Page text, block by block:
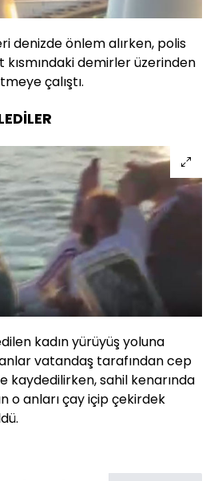
denizde önlem alırken, polis
demirler üzerinden
çalıştı.
kadın yürüyüş yoluna
anlar vatandaş tarafından cep
kaydedilirken, sahil kenarında
o anları çay içip çekirdek